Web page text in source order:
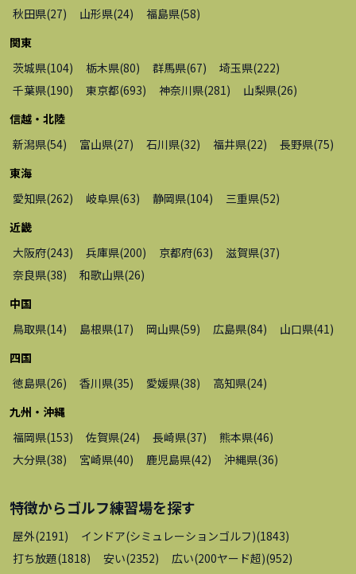
秋田県(27) 山形県(24) 福島県(58)
関東
茨城県(104) 栃木県(80) 群馬県(67) 埼玉県(222)
千葉県(190) 東京都(693) 神奈川県(281 ) 山梨県(26)
信越・北陸
新潟県(54) 富山県(27) 石川県(32) 福井県(22) 長野県(75)
東海
愛知県(262) 岐阜県(63) 静岡県(104) 三重県(52)
近畿
大阪府(243) 兵庫県(200) 京都府(63) 滋賀県(37)
奈良県(38) 和歌山県(26)
中国
鳥取県(14) 島根県(17) 岡山県(59) 広島県(84) 山口県(41 )
四国
徳島県(26) 香川県(35) 愛媛県(38) 高知県(24)
九州・沖縄
福岡県(153) 佐賀県(24) 長崎県(37) 熊本県(46)
大分県(38) 宮崎県(40) 鹿児島県(42) 沖縄県(36)
特徴からゴルフ練習場を探す
屋外(2191 ) インドア(シミュレーションゴルフ)(1843)
打ち放題(1818) 安い(2352) 広い(200ヤード超)(952)